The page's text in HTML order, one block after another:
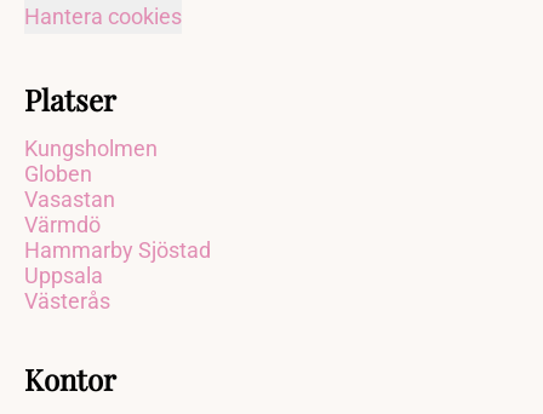
Hantera cookies
Platser
Kungsholmen
Globen
Vasastan
Värmdö
Hammarby Sjöstad
Uppsala
Västerås
Kontor